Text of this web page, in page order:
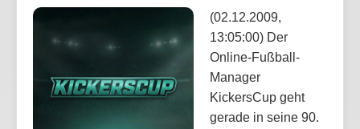
(02.12.2009,
13:05:00) Der
Online-Fußball-
Manager
KickersCup geht
gerade in seine 90.